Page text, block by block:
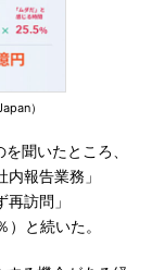
）
聞いたところ、
報告業務」
訪問」
と続いた。